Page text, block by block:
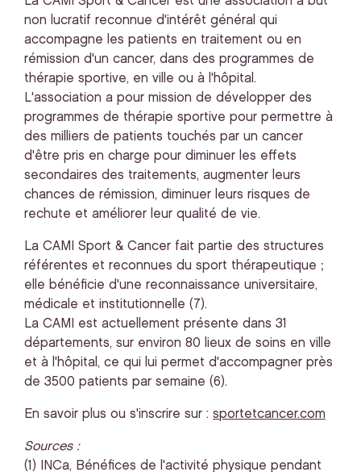
non lucratif reconnue d'intérêt général qui
accompagne les patients en traitement ou en
rémission d'un cancer, dans des programmes de
thérapie sportive, en ville ou à l'hôpital.
L'association a pour mission de développer des
programmes de thérapie sportive pour permettre à
des milliers de patients touchés par un cancer
d'être pris en charge pour diminuer les effets
secondaires des traitements, augmenter leurs
chances de rémission, diminuer leurs risques de
rechute et améliorer leur qualité de vie.
La CAMI Sport & Cancer fait partie des structures
référentes et reconnues du sport thérapeutique ;
elle bénéficie d'une reconnaissance universitaire,
médicale et institutionnelle (7).
La CAMI est actuellement présente dans 31
départements, sur environ 80 lieux de soins en ville
et à l'hôpital, ce qui lui permet d'accompagner près
de 3500 patients par semaine (6).
En savoir plus ou s'inscrire sur : sportetcancer.com
Sources :
(1) INCa, Bénéfices de l'activité physique pendant